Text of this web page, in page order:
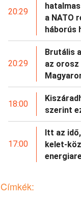
20:29
a NATO
háborús
20:29
Brutális
az orosz
18:00
szerint
17:00
Itt az
kelet-
Címkék: